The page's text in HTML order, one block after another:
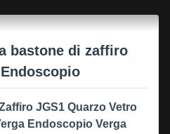
bastone di zaffiro
JGS1 Quarzo Vetro
Endoscopio Verga